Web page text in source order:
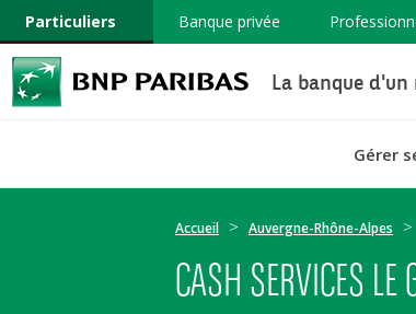
Particuliers Banque privée
La banque
Gérer
Accueil Auvergne-Rhône-Alpes
CASH SERVICES LE